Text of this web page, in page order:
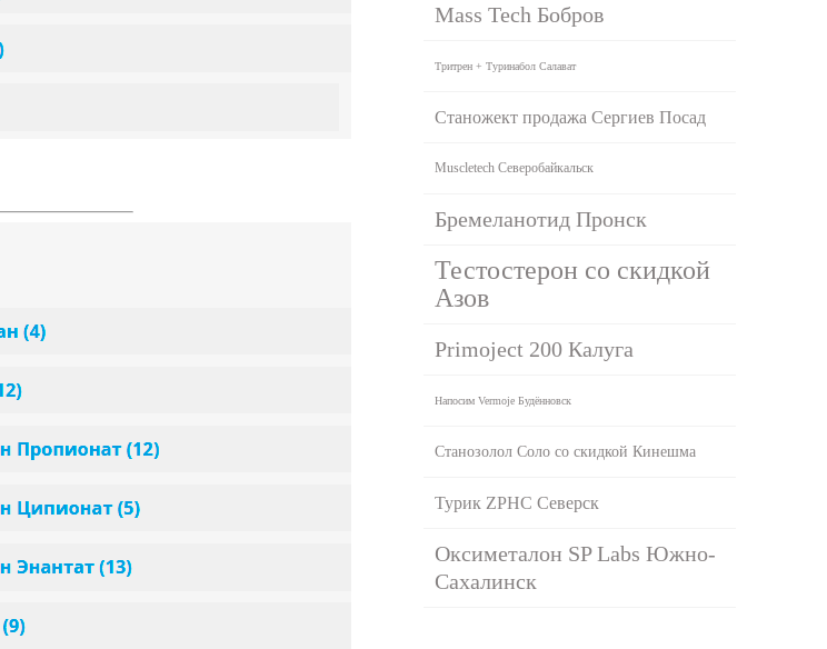
Mass Tech Бобров
Тритрен + Туринабол Салават
Станожект продажа Сергиев Посад
Muscletech Северобайкальск
Бремеланотид Пронск
Тестостерон со скидкой
Азов
Primoject 200 Калуга
Напосим Vermoje Будённовск
Станозолол Соло со скидкой Кинешма
Турик ZPHC Северск
Оксиметалон SP Labs Южно-
Сахалинск